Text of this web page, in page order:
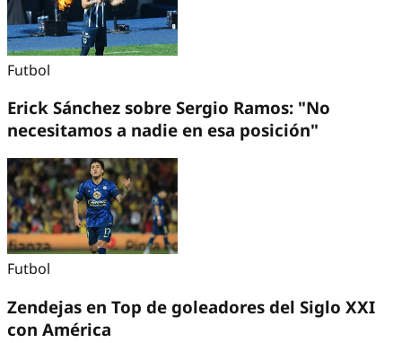
Futbol
Erick Sánchez sobre Sergio Ramos: "No
necesitamos a nadie en esa posición"
Futbol
Zendejas en Top de goleadores del Siglo XXI
con América